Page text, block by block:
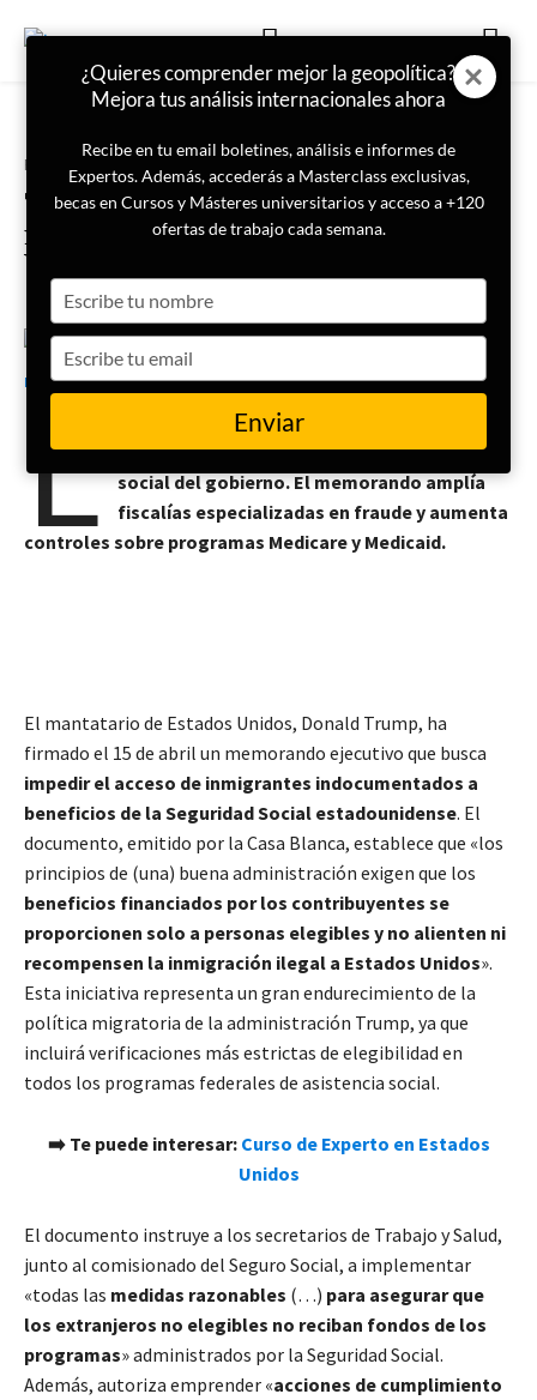
Portada
Trump impide a inmigrantes
indocumentados obtener
beneficios de la Seguridad Social
LISA News
L
a Casa Blanca ordena verificaciones más
estrictas, mientras Biden critica la política
social del gobierno. El memorando amplía
fiscalías especializadas en fraude y aumenta
controles sobre programas Medicare y Medicaid.
El mantatario de Estados Unidos, Donald Trump, ha
firmado el 15 de abril un memorando ejecutivo que busca
impedir el acceso de inmigrantes indocumentados a
beneficios de la Seguridad Social estadounidense. El
documento, emitido por la Casa Blanca, establece que «los
principios de (una) buena administración exigen que los
beneficios financiados por los contribuyentes se
proporcionen solo a personas elegibles y no alienten ni
recompensen la inmigración ilegal a Estados Unidos».
Esta iniciativa representa un gran endurecimiento de la
política migratoria de la administración Trump, ya que
incluirá verificaciones más estrictas de elegibilidad en
todos los programas federales de asistencia social.
➡️ Te puede interesar: Curso de Experto en Estados
Unidos
El documento instruye a los secretarios de Trabajo y Salud,
junto al comisionado del Seguro Social, a implementar
«todas las medidas razonables (…) para asegurar que
los extranjeros no elegibles no reciban fondos de los
programas» administrados por la Seguridad Social.
Además, autoriza emprender «acciones de cumplimiento
¿Quieres comprender mejor la geopolítica?
Mejora tus análisis internacionales ahora
Recibe en tu email boletines, análisis e informes de
Expertos. Además, accederás a Masterclass exclusivas,
becas en Cursos y Másteres universitarios y acceso a +120
ofertas de trabajo cada semana.
your
name
your
email
Enviar